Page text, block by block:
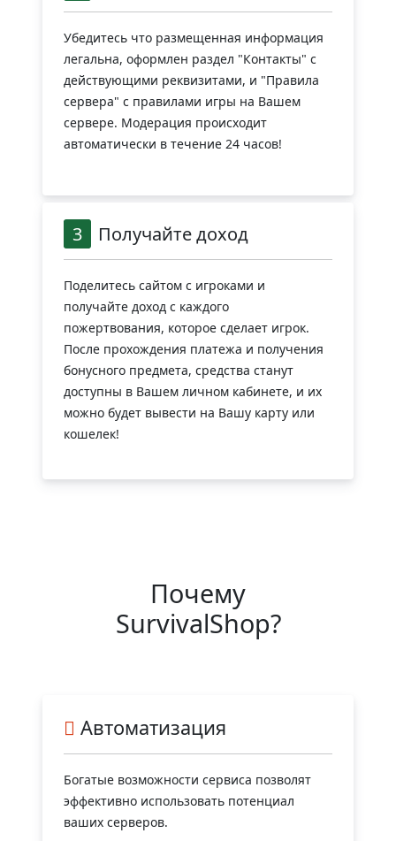
Убедитесь что размещенная информация
легальна, оформлен раздел "Контакты" с
действующими реквизитами, и "Правила
сервера" с правилами игры на Вашем
сервере. Модерация происходит
автоматически в течение 24 часов!
3 Получайте доход
Поделитесь сайтом с игроками и
получайте доход с каждого
пожертвования, которое сделает игрок.
После прохождения платежа и получения
бонусного предмета, средства станут
доступны в Вашем личном кабинете, и их
можно будет вывести на Вашу карту или
кошелек!
Почему
SurvivalShop?
Автоматизация
Богатые возможности сервиса позволят
эффективно использовать потенциал
ваших серверов.